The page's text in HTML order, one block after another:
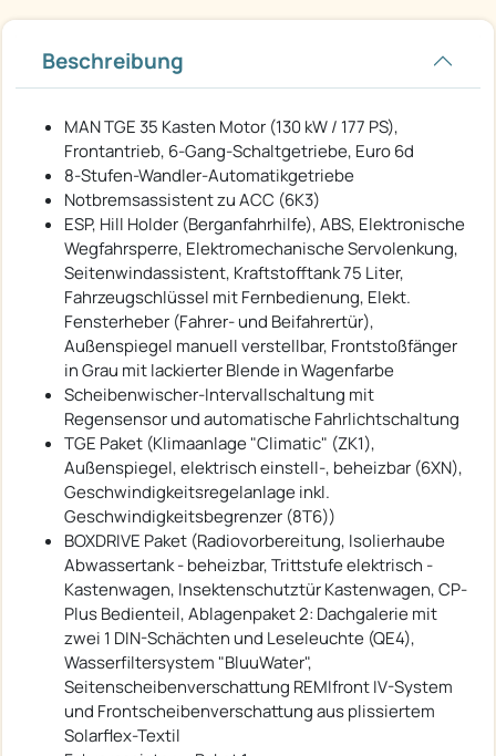
Beschreibung
MAN TGE 35 Kasten Motor (130 kW / 177 PS),
Frontantrieb, 6-Gang-Schaltgetriebe, Euro 6d
8-Stufen-Wandler-Automatikgetriebe
Notbremsassistent zu ACC (6K3)
ESP, Hill Holder (Berganfahrhilfe), ABS, Elektronische
Wegfahrsperre, Elektromechanische Servolenkung,
Seitenwindassistent, Kraftstofftank 75 Liter,
Fahrzeugschlüssel mit Fernbedienung, Elekt.
Fensterheber (Fahrer- und Beifahrertür),
Außenspiegel manuell verstellbar, Frontstoßfänger
in Grau mit lackierter Blende in Wagenfarbe
Scheibenwischer-Intervallschaltung mit
Regensensor und automatische Fahrlichtschaltung
TGE Paket (Klimaanlage "Climatic" (ZK1),
Außenspiegel, elektrisch einstell-, beheizbar (6XN),
Geschwindigkeitsregelanlage inkl.
Geschwindigkeitsbegrenzer (8T6))
BOXDRIVE Paket (Radiovorbereitung, Isolierhaube
Abwassertank - beheizbar, Trittstufe elektrisch -
Kastenwagen, Insektenschutztür Kastenwagen, CP-
Plus Bedienteil, Ablagenpaket 2: Dachgalerie mit
zwei 1 DIN-Schächten und Leseleuchte (QE4),
Wasserfiltersystem "BluuWater",
Seitenscheibenverschattung REMIfront IV-System
und Frontscheibenverschattung aus plissiertem
Solarflex-Textil